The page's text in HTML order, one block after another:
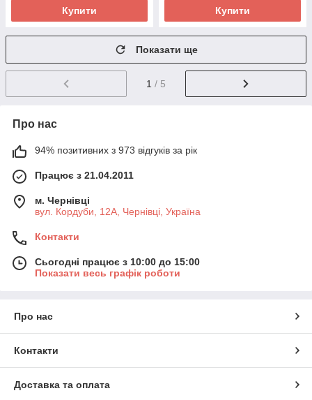
Купити Купити
Показати ще
1 / 5
Про нас
94% позитивних з 973 відгуків за рік
Працює з 21.04.2011
м. Чернівці
вул. Кордуби, 12А, Чернівці, Україна
Контакти
Сьогодні працює з 10:00 до 15:00
Показати весь графік роботи
Про нас
Контакти
Доставка та оплата